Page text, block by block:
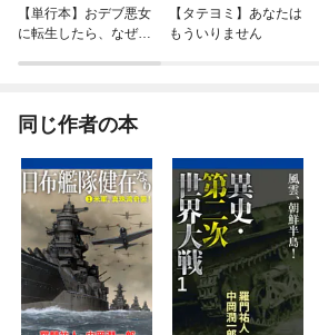
【単行本】おデブ悪女
に転生したら、なぜか
【タテヨミ】あなたは
もういりません
同じ作者の本